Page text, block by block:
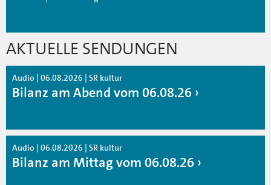
AKTUELLE SENDUNGEN
Audio | 06.08.2026 | SR kultur
Bilanz am Abend vom 06.08.26
Audio | 06.08.2026 | SR kultur
Bilanz am Mittag vom 06.08.26